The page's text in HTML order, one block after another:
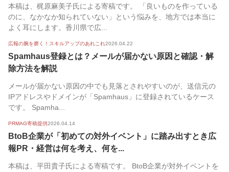
本稿は、梶原麻美子氏による寄稿です。 「良いものを作っている
のに、なかなか知られていない」という悩みを、地方では本当に
よく耳にします。香川県で広...
広報の腕を磨く！スキルアップのあれこれ2026.04.22
Spamhaus登録とは？メールが届かない原因と確認・解
除方法を解説
メールが届かない原因の中でも見落とされやすいのが、送信元の
IPアドレスやドメインが「Spamhaus」に登録されているケース
です。 Spamha...
PRMAG寄稿提供2026.04.14
BtoB企業が「初めての対外イベント」に踏み出すとき広
報PR・経営は何を考え、何を...
本稿は、平田貴子氏による寄稿です。 BtoB企業が対外イベントを